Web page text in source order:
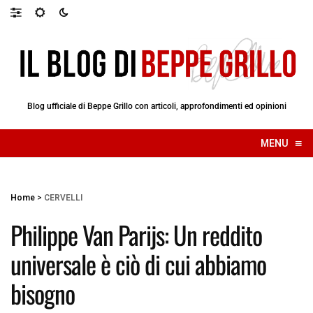
Blog ufficiale di Beppe Grillo con articoli, approfondimenti ed opinioni
MENU ≡
☰
Home > CERVELLI
Philippe Van Parijs: Un reddito
universale è ciò di cui abbiamo
bisogno